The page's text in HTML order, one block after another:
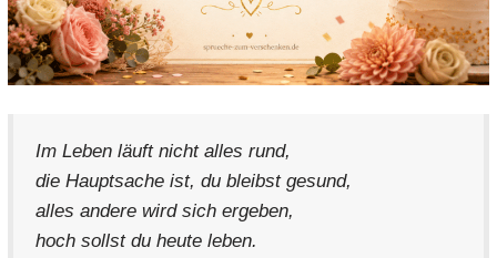
Im Leben läuft nicht alles rund,
die Hauptsache ist, du bleibst gesund,
alles andere wird sich ergeben,
hoch sollst du heute leben.